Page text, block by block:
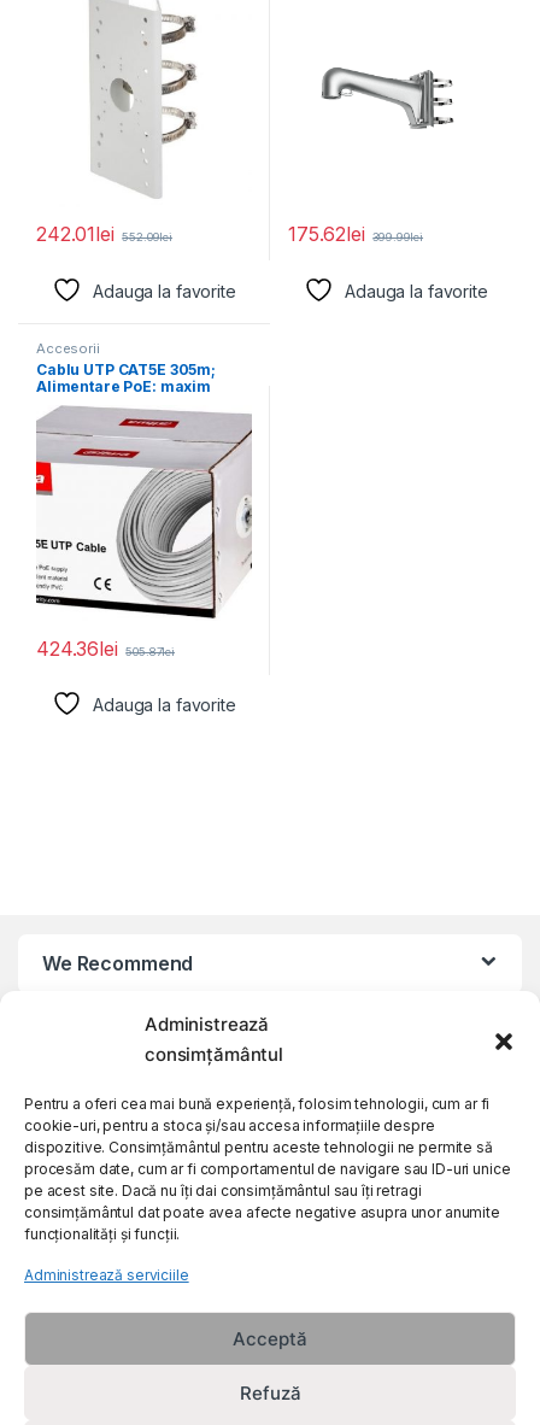
Administrează
consimțământul
Pentru a oferi cea mai bună experiență, folosim tehnologii, cum ar fi
cookie-uri, pentru a stoca și/sau accesa informațiile despre
dispozitive. Consimțământul pentru aceste tehnologii ne permite să
procesăm date, cum ar fi comportamentul de navigare sau ID-uri unice
pe acest site. Dacă nu îți dai consimțământul sau îți retragi
consimțământul dat poate avea afecte negative asupra unor anumite
funcționalități și funcții.
Administrează serviciile
Acceptă
Refuză
242.01lei 552.09lei
Adauga la favorite
175.62lei 399.99lei
Adauga la favorite
Accesorii
Cablu UTP CAT5E 305m;
Alimentare PoE: maxim
160m, conductor: 0.45*
424.36lei 505.87lei
Adauga la favorite
We Recommend
My Account
Customer Care
About Us